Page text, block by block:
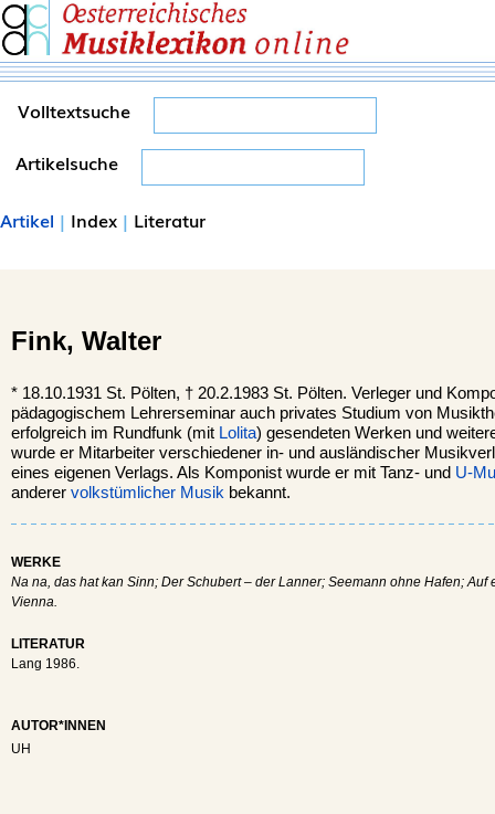
Volltextsuche
Artikelsuche
Artikel | Index | Literatur
Fink, Walter
* 18.10.1931 St. Pölten, † 20.2.1983 St. Pölten. Verleger und
pädagogischem Lehrerseminar auch privates Studium von
erfolgreich im Rundfunk (mit Lolita) gesendeten Werken und
wurde er Mitarbeiter verschiedener in- und ausländischer
eines eigenen Verlags. Als Komponist wurde er mit Tanz- und U-
anderer volkstümlicher Musik bekannt.
WERKE
Na na, das hat kan Sinn; Der Schubert – der Lanner; Seemann ohne Hafen; Auf
Vienna.
LITERATUR
Lang 1986.
AUTOR*INNEN
UH